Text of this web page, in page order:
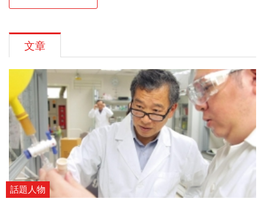
文章
話題人物